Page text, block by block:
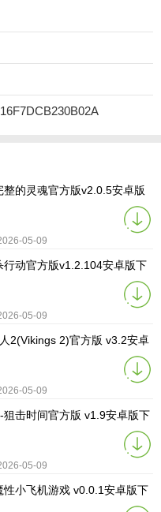
的灵魂官方版v2.0.5安卓版
05-09
动官方版v1.2.104安卓版下
05-09
2(Vikings 2)官方版 v3.2安卓
05-09
击时间官方版 v1.9安卓版下
05-09
小飞机游戏 v0.0.1安卓版下